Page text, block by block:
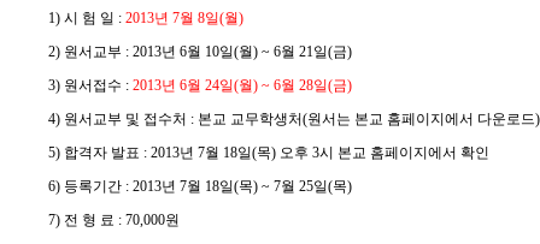
1) 시 험 일 : 2013년 7월 8일(월)
2) 원서교부 : 2013년 6월 10일(월) ~ 6월 21일(금)
3) 원서접수 : 2013년 6월 24일(월) ~ 6월 28일(금)
4) 원서교부 및 접수처 : 본교 교무학생처(원서는 본교 홈페이지에서 다운로드)
5) 합격자 발표 : 2013년 7월 18일(목) 오후 3시
본교 홈페이지에서 확인
6) 등록기간 : 2013년 7월 18일(목) ~ 7월 25일(목)
7) 전 형 료 : 70,000원